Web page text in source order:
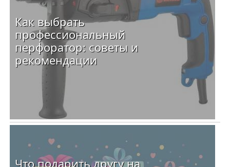
Как выбрать
профессиональный
перфоратор: советы и
рекомендации
Что подарить другу на